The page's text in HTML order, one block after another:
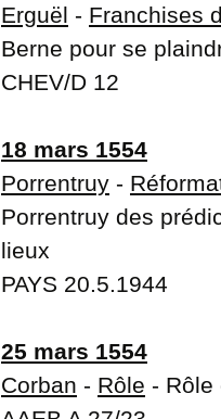
Erguël - Franchises
Berne pour se
CHEV/D 12
18 mars 1554
Porrentruy -
Porrentruy des
lieux
PAYS 20.5.1944
25 mars 1554
Corban - Rôle - Rôle